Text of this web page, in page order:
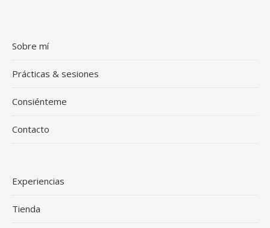
Sobre mí
Prácticas & sesiones
Consiénteme
Contacto
Experiencias
Tienda